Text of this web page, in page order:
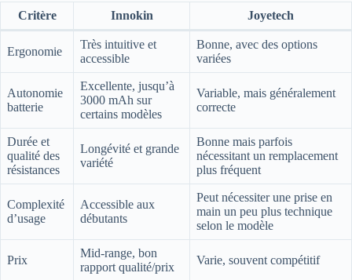
Critère Innokin Joyetech
Ergonomie
Très intuitive et
accessible
Bonne, avec des options
variées
Autonomie
batterie
Excellente, jusqu’à
3000 mAh sur
certains modèles
Variable, mais généralement
correcte
Durée et
qualité des
résistances
Longévité et grande
variété
Bonne mais parfois
nécessitant un remplacement
plus fréquent
Complexité
d’usage
Accessible aux
débutants
Peut nécessiter une prise en
main un peu plus technique
selon le modèle
Prix
Mid-range, bon
rapport qualité/prix
Varie, souvent compétitif